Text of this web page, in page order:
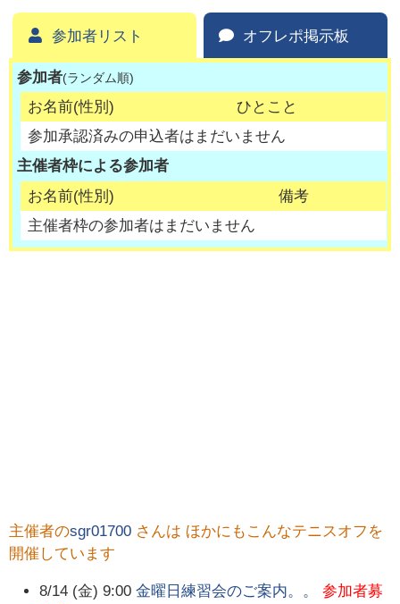
参加者リスト オフレポ掲示板
参加者(ランダム順)
お名前(性別)
ひとこと
参加承認済みの申込者はまだいません
主催者枠による参加者
お名前(性別)
備考
主催者枠の参加者はまだいません
主催者のsgr01700 さんは ほかにもこんなテニスオフを
開催しています
8/14 (金) 9:00 金曜日練習会のご案内。。
参加者募